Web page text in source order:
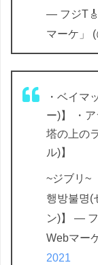
— フジ
マーケ」
・ベイマ
ー)】 ・
塔の上の
ル)】
~ジブリ~
행방불명(
ン)】 —
Webマー
2021